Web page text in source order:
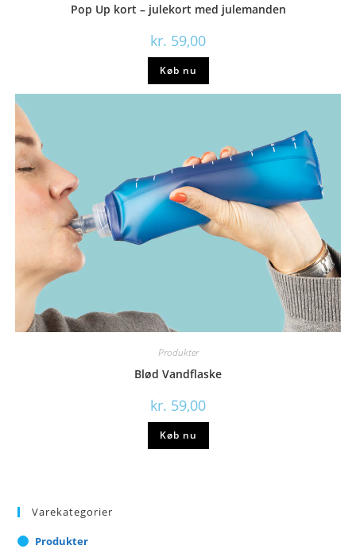
Pop Up kort – julekort med julemanden
kr. 59,00
Køb nu
Produkter
Blød Vandflaske
kr. 59,00
Køb nu
Varekategorier
Produkter